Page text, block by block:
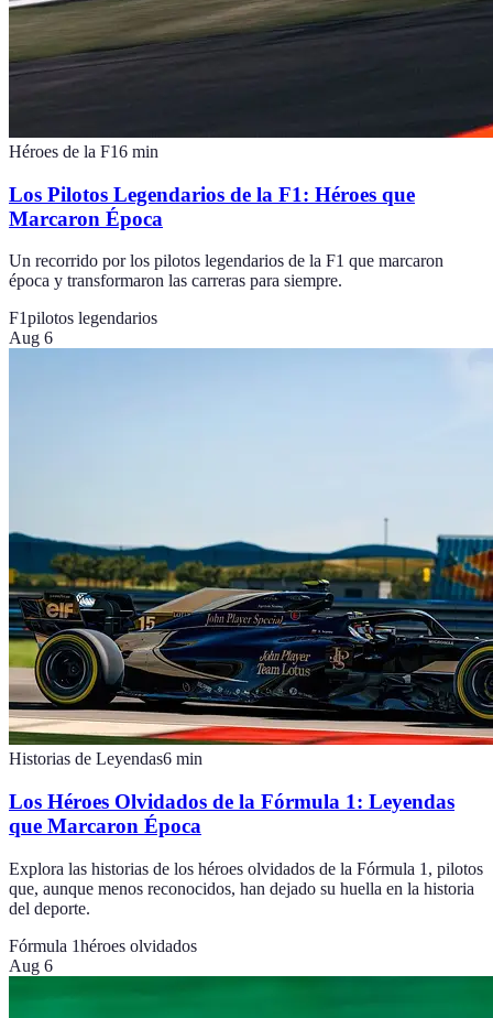
Héroes de la F16 min
Los Pilotos Legendarios de la F1: Héroes que
Marcaron Época
Un recorrido por los pilotos legendarios de la F1 que marcaron
época y transformaron las carreras para siempre.
F1pilotos legendarios
Aug 6
Historias de Leyendas6 min
Los Héroes Olvidados de la Fórmula 1: Leyendas
que Marcaron Época
Explora las historias de los héroes olvidados de la Fórmula 1, pilotos
que, aunque menos reconocidos, han dejado su huella en la historia
del deporte.
Fórmula 1héroes olvidados
Aug 6